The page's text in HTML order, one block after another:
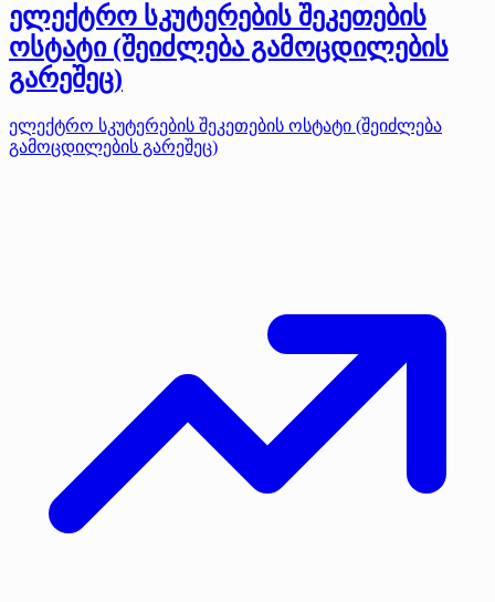
ელექტრო სკუტერების შეკეთების
ოსტატი (შეიძლება გამოცდილების
გარეშეც)
ელექტრო სკუტერების შეკეთების ოსტატი (შეიძლება
გამოცდილების გარეშეც)